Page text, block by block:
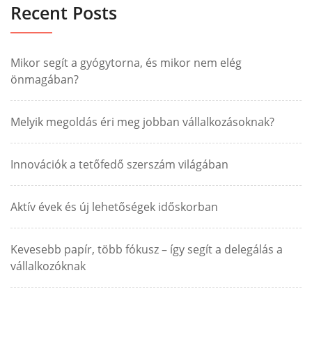
Recent Posts
Mikor segít a gyógytorna, és mikor nem elég
önmagában?
Melyik megoldás éri meg jobban vállalkozásoknak?
Innovációk a tetőfedő szerszám világában
Aktív évek és új lehetőségek időskorban
Kevesebb papír, több fókusz – így segít a delegálás a
vállalkozóknak